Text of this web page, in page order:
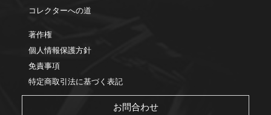
コレクターへの道
著作権
個人情報保護方針
免責事項
特定商取引法に基づく表記
お問合わせ